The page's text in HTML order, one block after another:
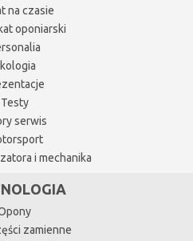
na czasie
oponiarski
Testy
serwis
i mechanika
zamienne